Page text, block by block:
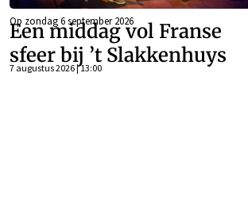
Op zondag 6 september 2026
Een middag vol Franse
sfeer bij ’t Slakkenhuys
7 augustus 2026 | 13:00